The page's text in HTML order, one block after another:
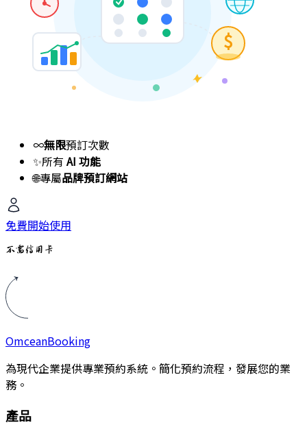
$
∞無限預訂次數
✨所有 AI 功能
🌐專屬品牌預訂網站
免費開始使用
不需信用卡
OmceanBooking
為現代企業提供專業預約系統。簡化預約流程，發展您的業
務。
產品